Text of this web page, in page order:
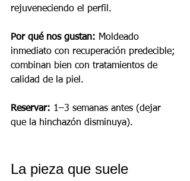
rejuveneciendo el perfil.
Por qué nos gustan: Moldeado
inmediato con recuperación predecible;
combinan bien con tratamientos de
calidad de la piel.
Reservar: 1–3 semanas antes (dejar
que la hinchazón disminuya).
La pieza que suele